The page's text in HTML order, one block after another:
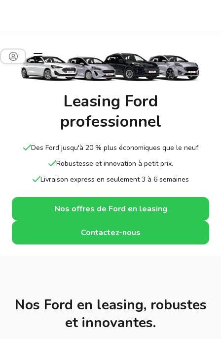
Leasing Ford
professionnel
Des Ford jusqu'à 20 % plus économiques que le neuf
Robustesse et innovation à petit prix.
Livraison express en seulement 3 à 6 semaines
Nos offres de Ford en leasing
Contactez-nous
Nos Ford en leasing, robustes
et innovantes.